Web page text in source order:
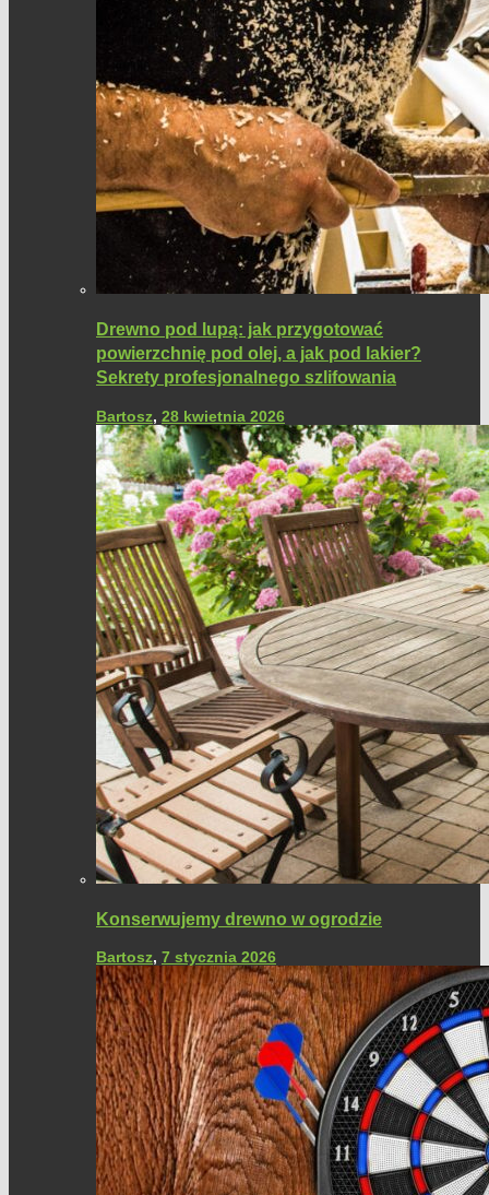
Drewno pod lupą: jak przygotować
powierzchnię pod olej, a jak pod lakier?
Sekrety profesjonalnego szlifowania
Bartosz, 28 kwietnia 2026
Konserwujemy drewno w ogrodzie
Bartosz, 7 stycznia 2026